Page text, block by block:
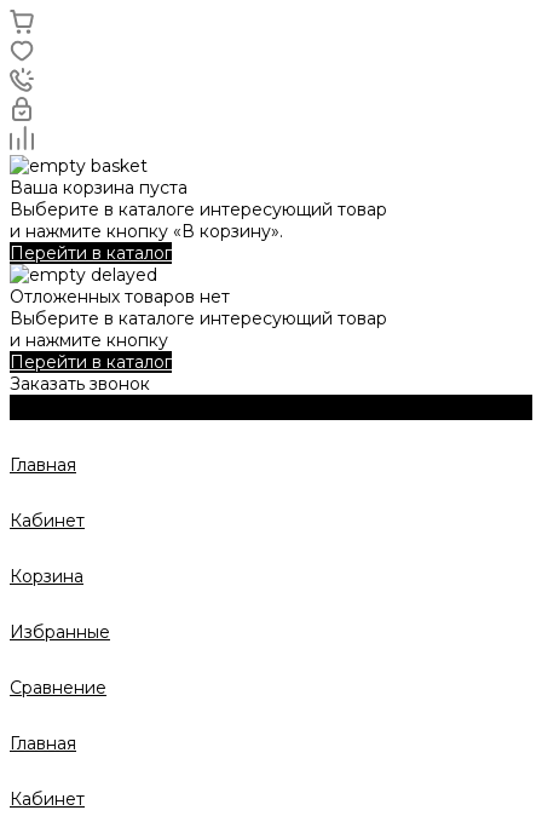
Ваша корзина пуста
Выберите в каталоге интересующий товар
и нажмите кнопку «В корзину».
Перейти в каталог
Отложенных товаров нет
Выберите в каталоге интересующий товар
и нажмите кнопку
Перейти в каталог
Заказать звонок
Главная
Кабинет
Корзина
Избранные
Сравнение
Главная
Кабинет